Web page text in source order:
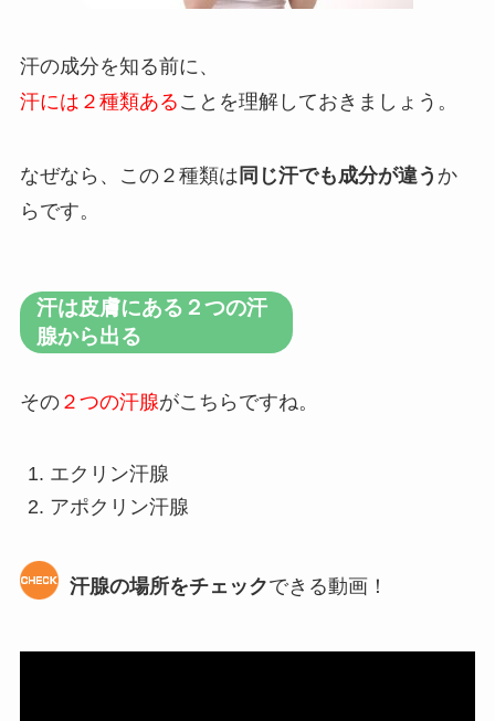
汗の成分を知る前に、
汗には２種類ある ことを理解しておきましょう。
なぜなら、この２種類は 同じ汗でも成分が違う か
らです。
汗は皮膚にある２つの汗
腺から出る
その２つの汗腺がこちらですね。
エクリン汗腺
アポクリン汗腺
汗腺の場所をチェックできる動画！